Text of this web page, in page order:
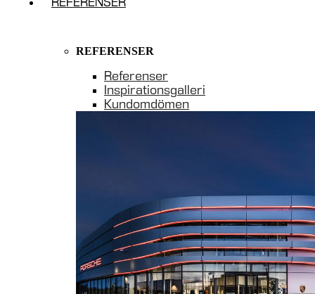
REFERENSER
Referenser
Inspirationsgalleri
Kundomdömen